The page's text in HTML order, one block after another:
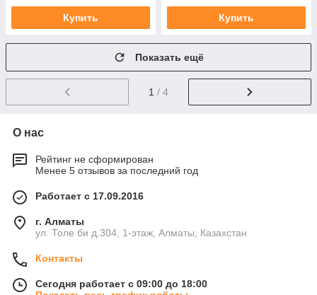
Купить Купить
Показать ещё
1 / 4
О нас
Рейтинг не сформирован
Менее 5 отзывов за последний год
Работает с 17.09.2016
г. Алматы
ул. Толе би д.304, 1-этаж, Алматы, Казахстан
Контакты
Сегодня работает с 09:00 до 18:00